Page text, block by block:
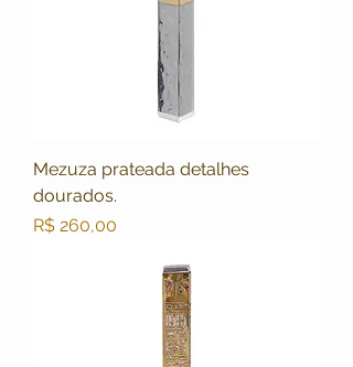
Mezuza prateada detalhes
dourados.
Preço
R$ 260,00